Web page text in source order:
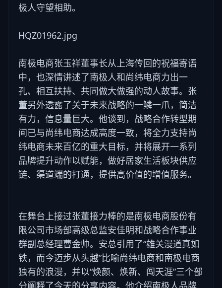
极人守望相助。
HQZ01962.jpg
南极电商张玉祥董事长从上海传回的祝福寄语
中，也深情讲述了南极人和尚纬电商力出一
孔、相互扶持、共同做大做强的动人故事。张
董另外透露了关于未来战略的一鳞一爪，简洁
有力，信息量巨大。他谈到，战略合作转型期
间已与尚纬电商达成高度一致，将全力支持尚
纬电商未来百亿的重大目标，并将展开一系列
品牌提升动作以赋能，做好居家生活板块供应
链、渠道端的打通，提供高价值的增值服务。
在舞台上接过张董接力棒的是南极电商股份有
限公司市场部高级总监安佳明和战略合作事业
群副总经理曹金帅。安总引用了“雄关漫道真如
铁，而今迈步从头越”比喻尚纬电商和南极电商
独有的浪漫，并以“焕颜、焕新、闯天涯”三个部
分阐释了今天的分享内容。他介绍南极人品牌